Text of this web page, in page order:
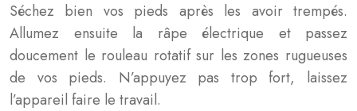
Séchez bien vos pieds après les avoir trempés.
Allumez ensuite la râpe électrique et passez
doucement le rouleau rotatif sur les zones rugueuses
de vos pieds. N’appuyez pas trop fort, laissez
l’appareil faire le travail.